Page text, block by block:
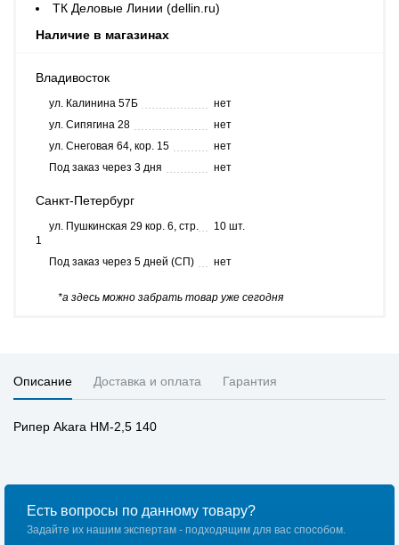
ТК Деловые Линии (dellin.ru)
Наличие в магазинах
Владивосток
ул. Калинина 57Б
нет
ул. Сипягина 28
нет
ул. Снеговая 64, кор. 15
нет
Под заказ через 3 дня
нет
Санкт-Петербург
ул. Пушкинская 29 кор. 6, стр.
1
10 шт.
Под заказ через 5 дней (СП) нет
*а здесь можно забрать товар уже сегодня
Описание Доставка и оплата Гарантия
Рипер Akara HM-2,5 140
Есть вопросы по данному товару?
Задайте их нашим экспертам - подходящим для вас способом.